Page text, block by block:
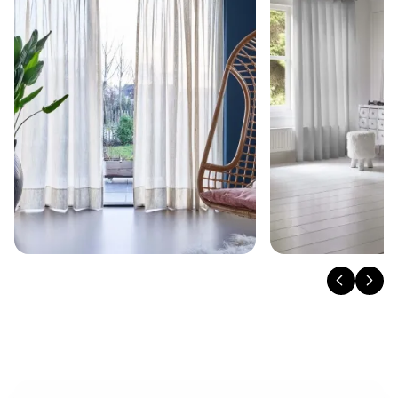
Linas yra lengvas, tačiau tvirtas, pasižymi puikiu oro
pralaidumu ir reguliuoja drėgmės lygį. Be to, jis
efektyviai filtruoja natūralią šviesą, sukurdamas švelnų,
išsklaidytą apšvietimą. Ši medžiaga taip pat pasižymi
antistatinėmis ir hipoalerginėmis savybėmis, todėl yra
puikus pasirinkimas alergiškiems žmonėms ar
šeimoms su vaikais.
Natūralumas
Lino užuolaidos yra pagamintos iš 100 % natūralaus
pluošto, todėl jos nekenkia aplinkai ir yra visiškai
organiškos. Dėl savo švelnių, natūralių spalvų jas
galima derinti su kitai langų uždengimais, pavyzdžiui,
. Daugiau patarimų, kaip
stengiamės kuo greičiau paruošti Jūsų užsakymą.